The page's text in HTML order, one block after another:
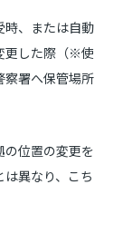
時、または自動
更した際（※使
察署へ保管場所
位置の変更を
異なり、こち